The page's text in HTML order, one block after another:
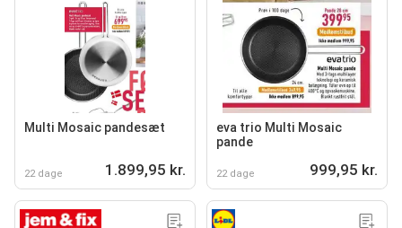
Multi Mosaic pandesæt
22 dage 1.899,95 kr.
eva trio Multi Mosaic
pande
22 dage 999,95 kr.